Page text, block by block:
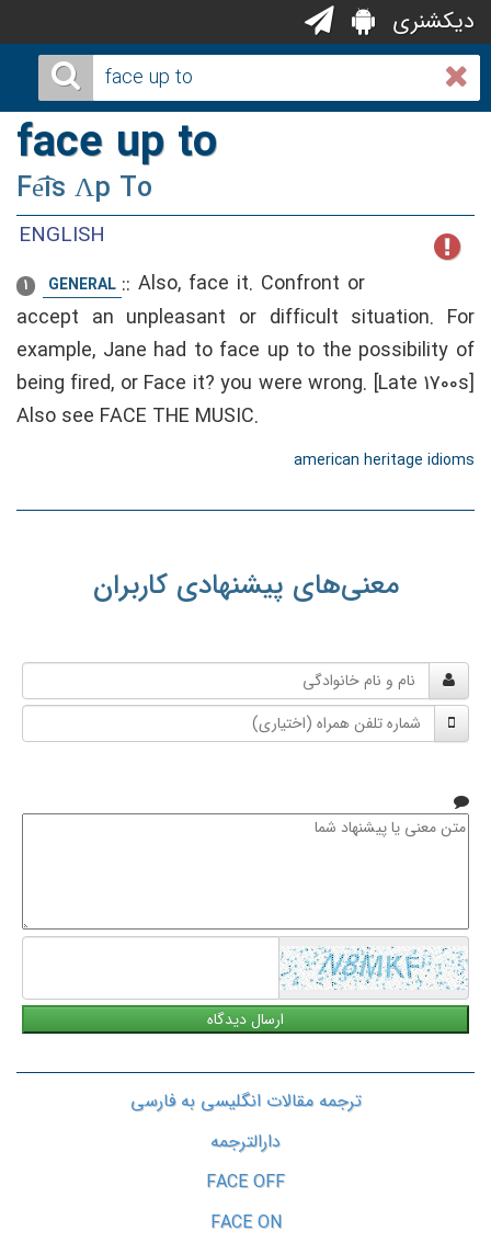
دیکشنری
face up to
Fe͡is Ʌp To
ENGLISH
1 GENERAL :: Also, face it. Confront or
accept an unpleasant or difficult situation. For
example, Jane had to face up to the possibility of
being fired, or Face it? you were wrong. [Late 1700s]
Also see FACE THE MUSIC.
american heritage idioms
معنی‌های پیشنهادی کاربران
و
نام
خانوادگی
شماره
تلفن
متن
ترجمه مقالات انگلیسی به فارسی
دارالترجمه
FACE OFF
FACE ON